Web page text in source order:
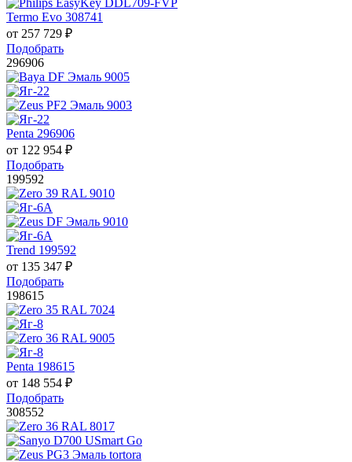
Termo Evo 308741
от 257 729 ₽
Подобрать
296906
Penta 296906
от 122 954 ₽
Подобрать
199592
Trend 199592
от 135 347 ₽
Подобрать
198615
Penta 198615
от 148 554 ₽
Подобрать
308552